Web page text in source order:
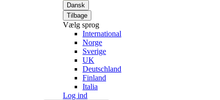
Dansk
Tilbage
Vælg sprog
International
Norge
Sverige
UK
Deutschland
Finland
Italia
Log ind